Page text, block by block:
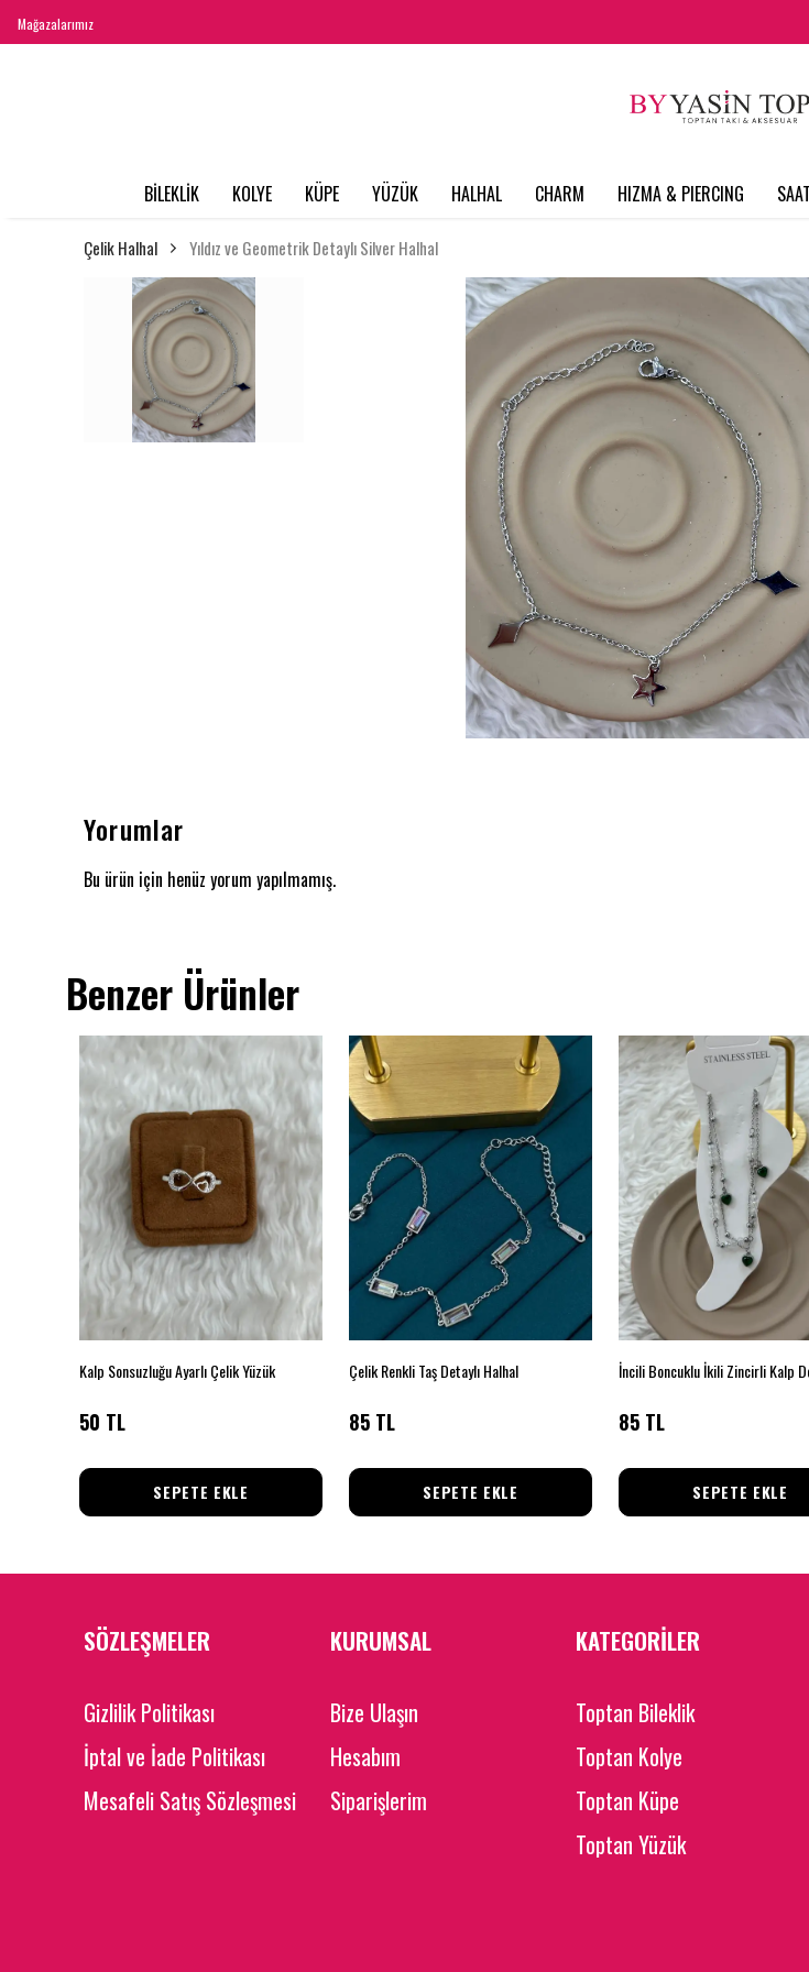
Mağazalarımız
BİLEKLİK KOLYE KÜPE YÜZÜK HALHAL CHARM HIZMA & PIERCING SAAT
Çelik Halhal Yıldız ve Geometrik Detaylı Silver Halhal
Yorumlar
Bu ürün için henüz yorum yapılmamış.
Benzer Ürünler
Kalp Sonsuzluğu Ayarlı Çelik Yüzük
50 TL
SEPETE EKLE
Çelik Renkli Taş Detaylı Halhal
85 TL
SEPETE EKLE
85 TL
SEPETE EKLE
SÖZLEŞMELER
Gizlilik Politikası
İptal ve İade Politikası
Mesafeli Satış Sözleşmesi
KURUMSAL
Bize Ulaşın
Hesabım
Siparişlerim
KATEGORİLER
Toptan Bileklik
Toptan Kolye
Toptan Küpe
Toptan Yüzük